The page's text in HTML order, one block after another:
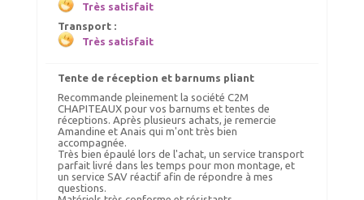
NETTOYANT PVC
39.00 € TTC livré
43.00 €
Chauffage tonnelle, chauffage
barnum 10kW
140.00 € TTC livré
Très satisfait
Transport :
Très satisfait
Tente de réception et barnums pliant
Recommande pleinement la société C2M
CHAPITEAUX pour vos barnums et tentes de
réceptions. Après plusieurs achats, je remercie
Amandine et Anais qui m'ont très bien
accompagnée.
Très bien épaulé lors de l'achat, un service transport
parfait livré dans les temps pour mon montage, et
un service SAV réactif afin de répondre à mes
questions.